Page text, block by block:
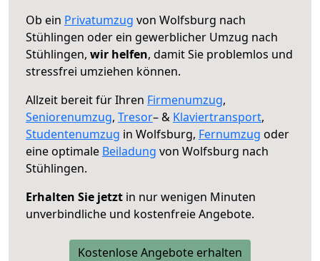
Ob ein Privatumzug von Wolfsburg nach
Stühlingen oder ein gewerblicher Umzug nach
Stühlingen, wir helfen, damit Sie problemlos und
stressfrei umziehen können.
Allzeit bereit für Ihren Firmenumzug,
Seniorenumzug, Tresor– & Klaviertransport,
Studentenumzug in Wolfsburg, Fernumzug oder
eine optimale Beiladung von Wolfsburg nach
Stühlingen.
Erhalten Sie jetzt in nur wenigen Minuten
unverbindliche und kostenfreie Angebote.
Kostenlose Angebote erhalten